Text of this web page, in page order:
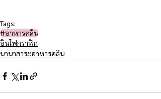
Tags:
#อาหารคลีน
อินโฟกราฟิก
นานาสาระอาหารคลีน